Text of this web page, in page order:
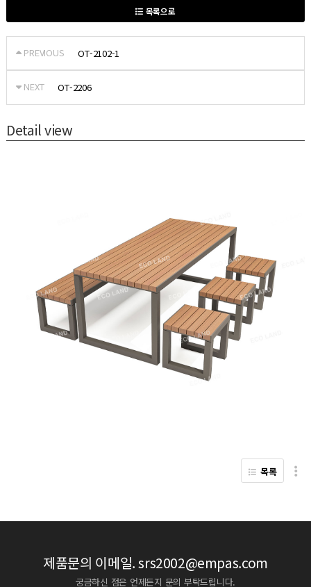
목록으로
PREVIOUS OT-2102-1
NEXT OT-2206
Detail view
목록
제품문의 이메일.srs2002@empas.com
궁금하신 점은 언제든지 문의 부탁드립니다.